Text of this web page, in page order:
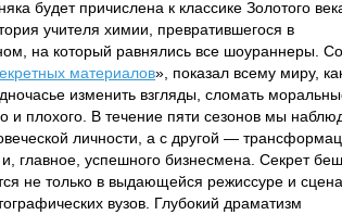
будет причислена к классике Золотого
учителя химии, превратившегося в
на который равнялись все шоураннеры.
материалов», показал всему миру,
изменить взгляды, сломать
и плохого. В течение пяти сезонов мы
личности, а с другой —
и, главное, успешного бизнесмена. Секрет
не только в выдающейся режиссуре и
вузов. Глубокий драматизм